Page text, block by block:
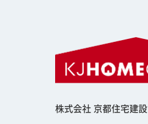
株式会社 京都住宅建設